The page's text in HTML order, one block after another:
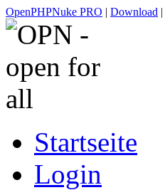
OpenPHPNuke PRO | Download |
Startseite
Login